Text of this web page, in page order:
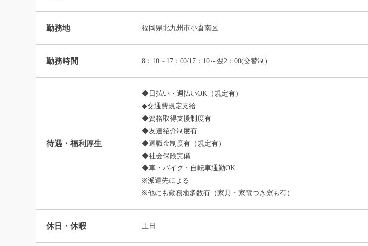
勤務地 福岡県北九州市小倉南区
勤務時間 8：10～17：00/17：10～翌2：00(交替制)
待遇・福利厚生
◆日払い・週払いOK（規定有）
◆交通費規定支給
◆資格取得支援制度有
◆友達紹介制度有
◆退職金制度有（規定有）
◆社会保険完備
◆車・バイク・自転車通勤OK
※派遣先による
※他にも勤務地多数有（家具・家電つき寮も有）
休日・休暇 土日